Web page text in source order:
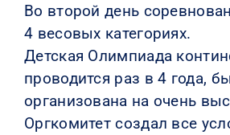
Во второй день
4 весовых категориях.
Детская Олимпиада
проводится раз в 4 года,
организована на очень
Оргкомитет создал все